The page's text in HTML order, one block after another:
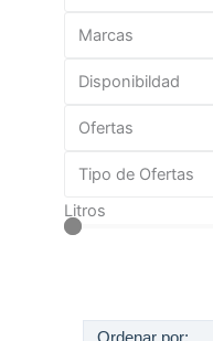
Marcas
Disponibildad
Ofertas
Tipo de Ofertas
Litros